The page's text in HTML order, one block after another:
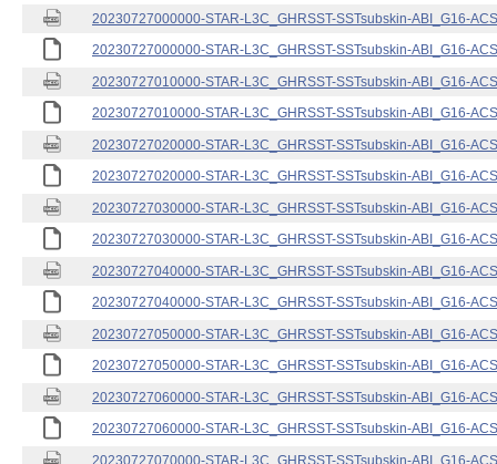
20230727000000-STAR-L3C_GHRSST-SSTsubskin-ABI_G16-
20230727000000-STAR-L3C_GHRSST-SSTsubskin-ABI_G16-
20230727010000-STAR-L3C_GHRSST-SSTsubskin-ABI_G16-
20230727010000-STAR-L3C_GHRSST-SSTsubskin-ABI_G16-
20230727020000-STAR-L3C_GHRSST-SSTsubskin-ABI_G16-
20230727020000-STAR-L3C_GHRSST-SSTsubskin-ABI_G16-
20230727030000-STAR-L3C_GHRSST-SSTsubskin-ABI_G16-
20230727030000-STAR-L3C_GHRSST-SSTsubskin-ABI_G16-
20230727040000-STAR-L3C_GHRSST-SSTsubskin-ABI_G16-
20230727040000-STAR-L3C_GHRSST-SSTsubskin-ABI_G16-
20230727050000-STAR-L3C_GHRSST-SSTsubskin-ABI_G16-
20230727050000-STAR-L3C_GHRSST-SSTsubskin-ABI_G16-
20230727060000-STAR-L3C_GHRSST-SSTsubskin-ABI_G16-
20230727060000-STAR-L3C_GHRSST-SSTsubskin-ABI_G16-
20230727070000-STAR-L3C_GHRSST-SSTsubskin-ABI_G16-